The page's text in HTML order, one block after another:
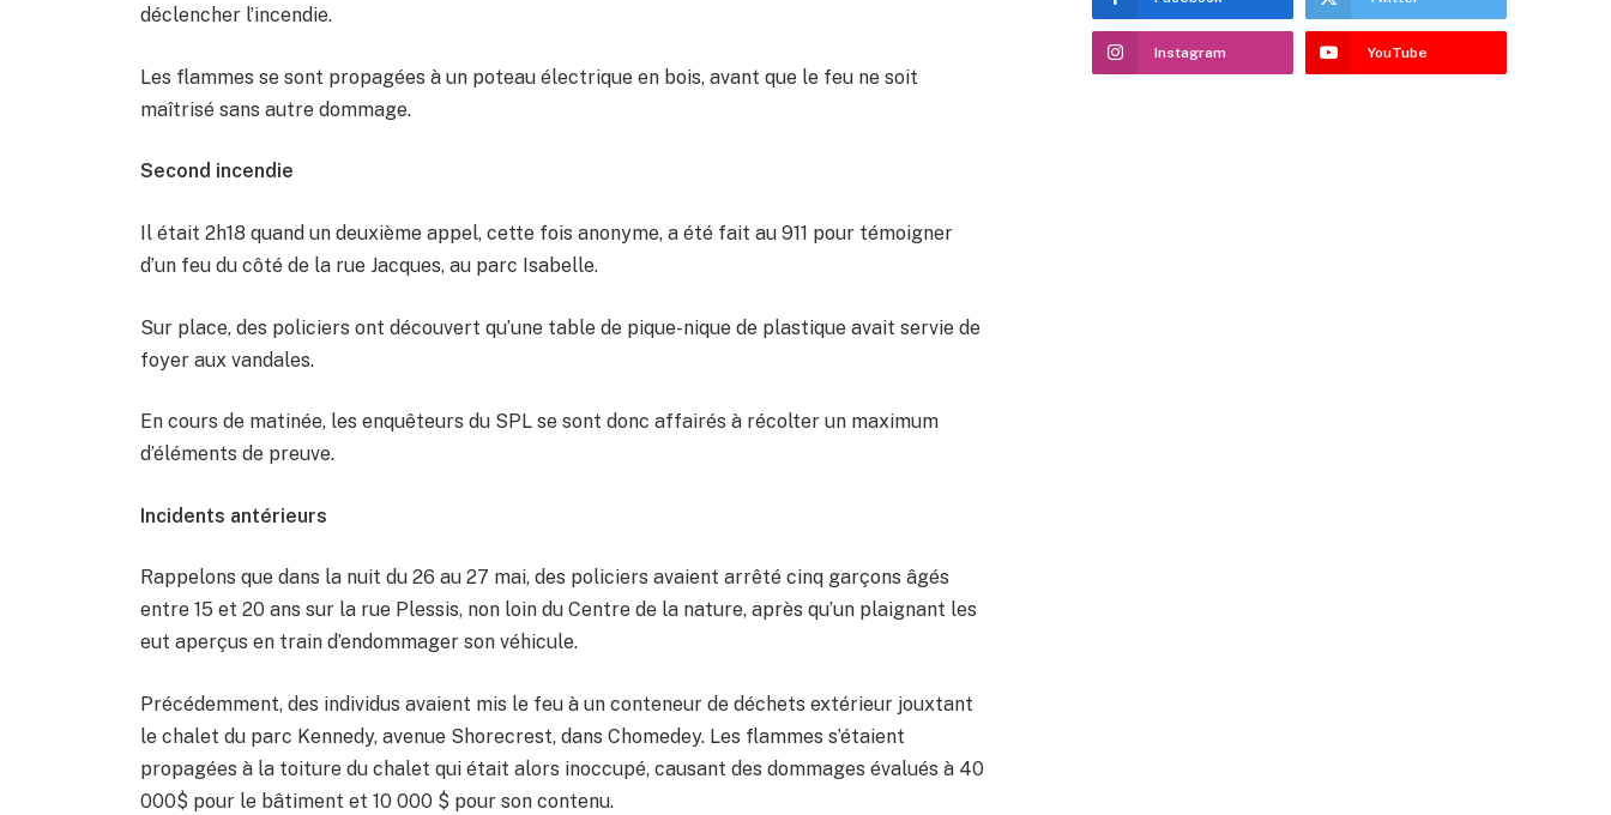
déclencher l’incendie.
Les flammes se sont propagées à un poteau électrique en bois, avant que le feu ne soit
maîtrisé sans autre dommage.
Second incendie
Il était 2h18 quand un deuxième appel, cette fois anonyme, a été fait au 911 pour témoigner
d’un feu du côté de la rue Jacques, au parc Isabelle.
Sur place, des policiers ont découvert qu’une table de pique-nique de plastique avait servie de
foyer aux vandales.
En cours de matinée, les enquêteurs du SPL se sont donc affairés à récolter un maximum
d’éléments de preuve.
Incidents antérieurs
Rappelons que dans la nuit du 26 au 27 mai, des policiers avaient arrêté cinq garçons âgés
entre 15 et 20 ans sur la rue Plessis, non loin du Centre de la nature, après qu’un plaignant les
eut aperçus en train d’endommager son véhicule.
Précédemment, des individus avaient mis le feu à un conteneur de déchets extérieur jouxtant
le chalet du parc Kennedy, avenue Shorecrest, dans Chomedey. Les flammes s’étaient
propagées à la toiture du chalet qui était alors inoccupé, causant des dommages évalués à 40
000$ pour le bâtiment et 10 000 $ pour son contenu.
Instagram YouTube